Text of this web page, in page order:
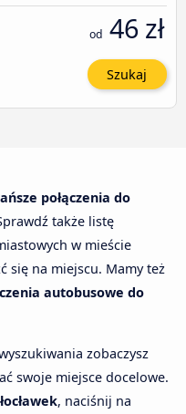
od 46 zł
Szukaj
połączenia do
także listę
w mieście
się na miejscu. Mamy też
autobusowe do
zobaczysz
swoje miejsce docelowe.
, naciśnij na